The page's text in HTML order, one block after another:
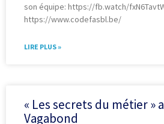
son équipe: https://fb.watch/
https://www.codefasbl.be/
LIRE PLUS »
« Les secrets du métier »
Vagabond